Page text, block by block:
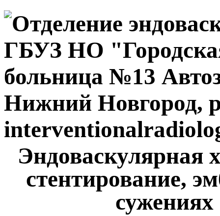
Эндоваскулярная
стентирование,